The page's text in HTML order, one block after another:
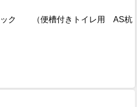
ク （便槽付きトイレ用 AS杭